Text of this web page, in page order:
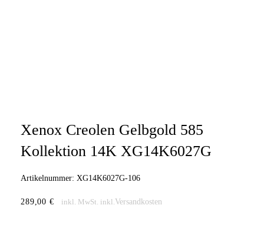
Xenox Creolen Gelbgold 585
Kollektion 14K XG14K6027G
Artikelnummer: XG14K6027G-106
289,00 € inkl. MwSt. inkl.Versandkosten